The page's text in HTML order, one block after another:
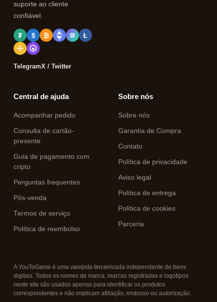
suporte ao cliente
confiável.
₮ $ ₿ Ł
TelegramX / Twitter
Central de ajuda
Acompanhar pedido
Consulta de cartão-
presente
Guia de pagamento com
cripto
Perguntas frequentes
Pós-venda
Termos de serviço
Política de reembolso
Sobre nós
Sobre nós
Garantia de Compra
Contato
Política de privacidade
Aviso legal
Política de entrega
Política de cookies
Parceria
A YouToGame é uma varejista terceirizada independente de bens
digitais. Todos os nomes de marca, marcas registradas e logotipos
neste site são usados apenas para identificar os produtos
correspondentes e não implicam afiliação, endosso ou autorização.